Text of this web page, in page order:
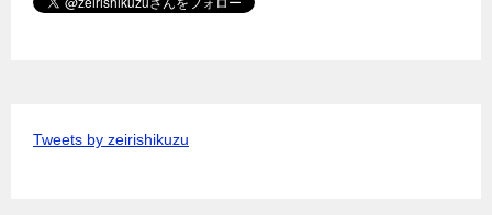
Tweets by zeirishikuzu